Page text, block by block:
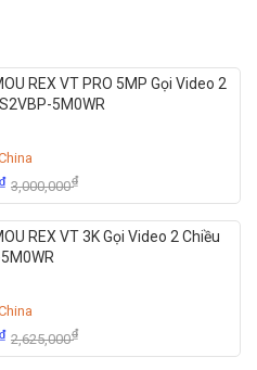
REX VT PRO 5MP Gọi Video 2
5M0WR
₫ 3,000,000₫
REX VT 3K Gọi Video 2 Chiều
₫ 2,625,000₫